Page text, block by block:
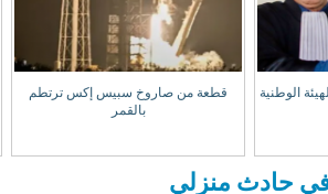
الوطنية
قطعة من صاروخ سبيس إكس ترتطم
بالقمر
في حادث منزلي